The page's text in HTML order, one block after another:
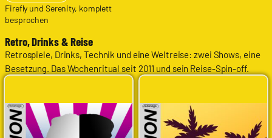
Firefly und Serenity, komplett
besprochen
Retro, Drinks & Reise
Retrospiele, Drinks, Technik und eine Weltreise: zwei Shows, eine
Besetzung. Das Wochenritual seit 2011 und sein Reise-Spin-off.